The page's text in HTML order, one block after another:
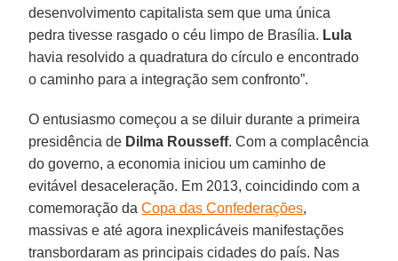
desenvolvimento capitalista sem que uma única
pedra tivesse rasgado o céu limpo de Brasília. Lula
havia resolvido a quadratura do círculo e encontrado
o caminho para a integração sem confronto”.
O entusiasmo começou a se diluir durante a primeira
presidência de Dilma Rousseff. Com a complacência
do governo, a economia iniciou um caminho de
evitável desaceleração. Em 2013, coincidindo com a
comemoração daCopa das Confederações,
massivas e até agora inexplicáveis manifestações
transbordaram as principais cidades do país. Nas